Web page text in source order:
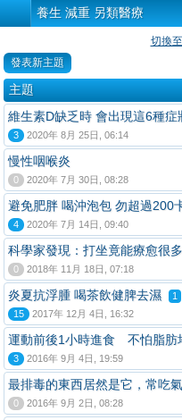
養生 減重 另類醫療
切換
發表新主題
主題
維生素D缺乏時 會出現這6種症
3 2020年 8月 25日, 06:14
慢性咽喉炎
0 2020年 7月 30日, 08:28
避免肥胖 喝沖泡包 勿超過200
4 2020年 7月 14日, 09:40
科學家發現：打坐竟能療愈很
0 2018年 11月 18日, 07:18
炎夏抗浮腫 喝茶飲健脾去濕 1
15
2017年 12月 4日, 16:32
運動前後1小時進食 不怕脂肪
3 2016年 9月 4日, 19:59
最排毒的東西居然是它，常吃
0 2016年 9月 2日, 08:28